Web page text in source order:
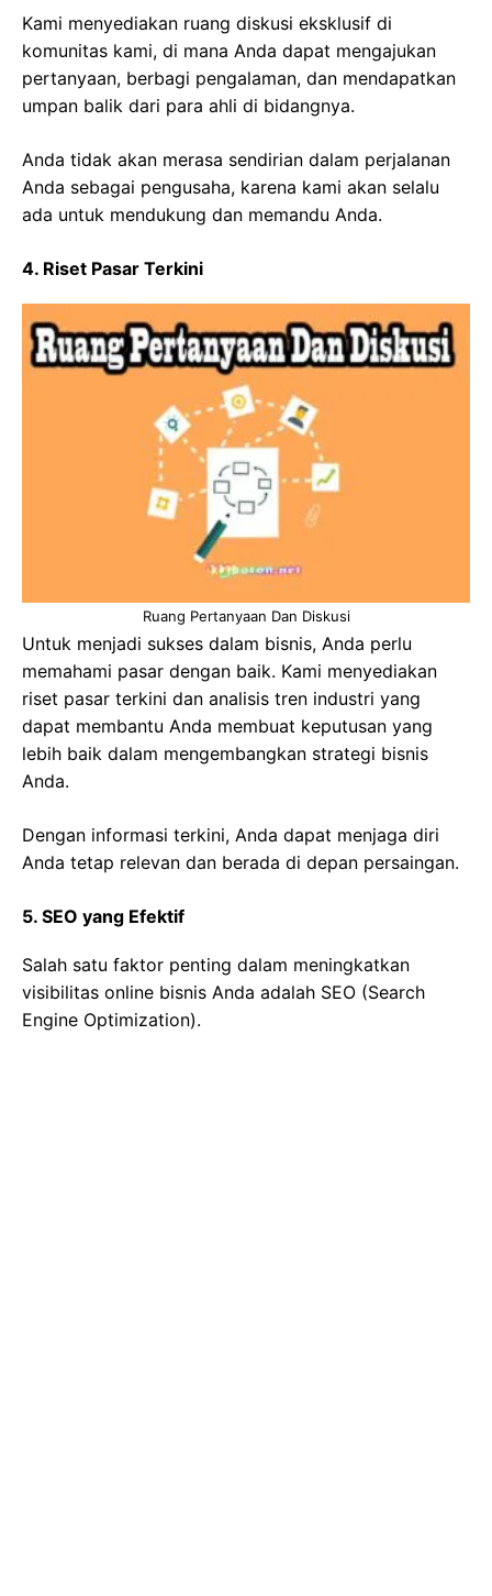
Kami menyediakan ruang diskusi eksklusif di
komunitas kami, di mana Anda dapat mengajukan
pertanyaan, berbagi pengalaman, dan mendapatkan
umpan balik dari para ahli di bidangnya.
Anda tidak akan merasa sendirian dalam perjalanan
Anda sebagai pengusaha, karena kami akan selalu
ada untuk mendukung dan memandu Anda.
4. Riset Pasar Terkini
Ruang Pertanyaan Dan Diskusi
Untuk menjadi sukses dalam bisnis, Anda perlu
memahami pasar dengan baik. Kami menyediakan
riset pasar terkini dan analisis tren industri yang
dapat membantu Anda membuat keputusan yang
lebih baik dalam mengembangkan strategi bisnis
Anda.
Dengan informasi terkini, Anda dapat menjaga diri
Anda tetap relevan dan berada di depan persaingan.
5. SEO yang Efektif
Salah satu faktor penting dalam meningkatkan
visibilitas online bisnis Anda adalah SEO (Search
Engine Optimization).